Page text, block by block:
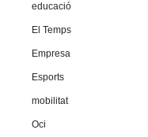
educació
El Temps
Empresa
Esports
mobilitat
Oci